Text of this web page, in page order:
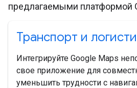
предлагаемыми платформой
Транспорт и
Интегрируйте Google Maps
свое приложение для
уменьшить трудности с